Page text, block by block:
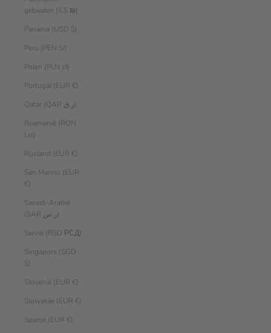
gebieden (ILS ₪)
Panama (USD $)
Peru (PEN S/)
Polen (PLN zł)
Portugal (EUR €)
Qatar (QAR ر.ق)
Roemenië (RON
Lei)
Rusland (EUR €)
San Marino (EUR
€)
Saoedi-Arabië
(SAR ر.س)
Servië (RSD РСД)
Singapore (SGD
$)
Slovenië (EUR €)
Slowakije (EUR €)
Spanje (EUR €)